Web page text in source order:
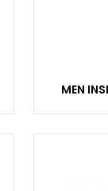
MEN